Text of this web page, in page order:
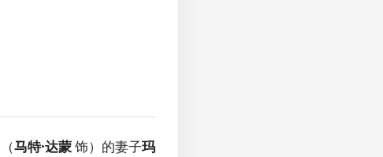
（马特·达蒙饰）的妻子玛